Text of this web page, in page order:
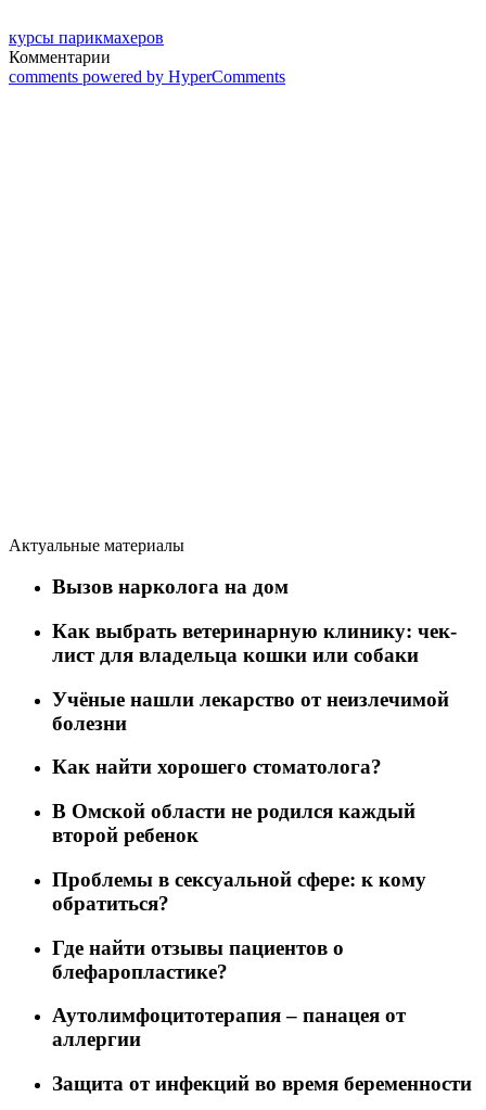
курсы парикмахеров
Комментарии
comments powered by HyperComments
Актуальные материалы
Вызов нарколога на дом
Как выбрать ветеринарную клинику: чек-
лист для владельца кошки или собаки
Учёные нашли лекарство от неизлечимой
болезни
Как найти хорошего стоматолога?
В Омской области не родился каждый
второй ребенок
Проблемы в сексуальной сфере: к кому
обратиться?
Где найти отзывы пациентов о
блефаропластике?
Аутолимфоцитотерапия – панацея от
аллергии
Защита от инфекций во время беременности